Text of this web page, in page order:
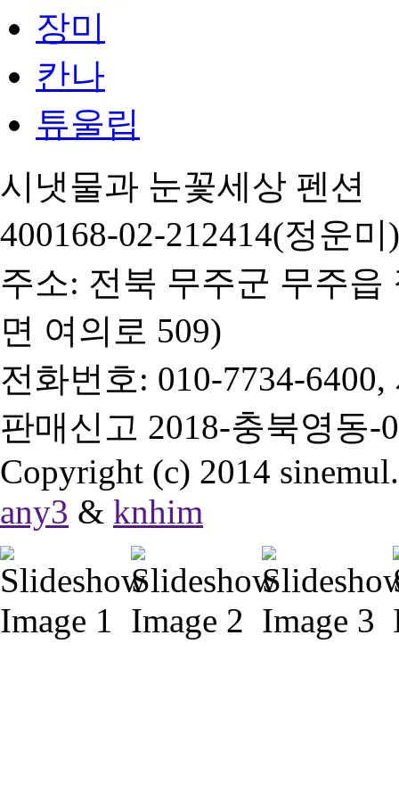
장미
칸나
튜울립
시냇물과 눈꽃세상 펜션
400168-02-212414(정운미)
주소: 전북 무주군 무주읍
면 여의로 509)
전화번호: 010-7734-
판매신고 2018-충북영동-
Copyright (c) 2014
any3 & knhim